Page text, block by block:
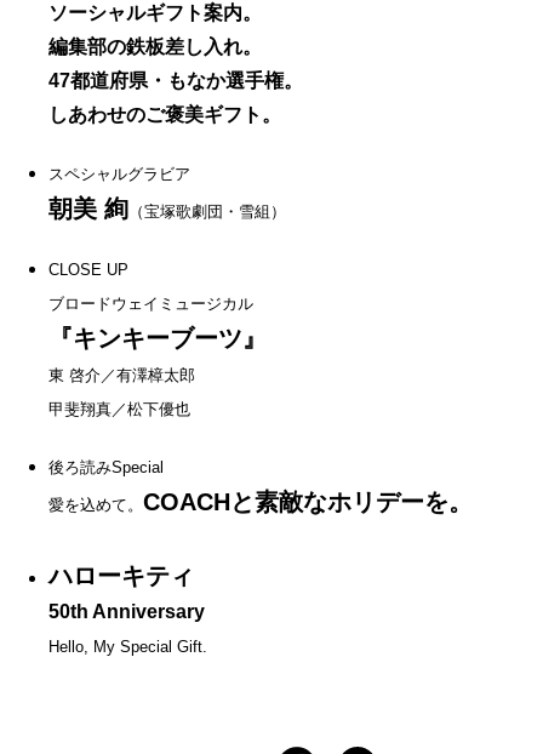
ソーシャルギフト案内。
編集部の鉄板差し入れ。
47都道府県・もなか選手権。
しあわせのご褒美ギフト。
スペシャルグラビア
朝美 絢 （宝塚歌劇団・雪組）
CLOSE UP
ブロードウェイミュージカル
『キンキーブーツ』
東 啓介／有澤樟太郎
甲斐翔真／松下優也
後ろ読みSpecial
愛を込めて。 COACHと素敵なホリデーを。
ハローキティ
50th Anniversary
Hello, My Special Gift.